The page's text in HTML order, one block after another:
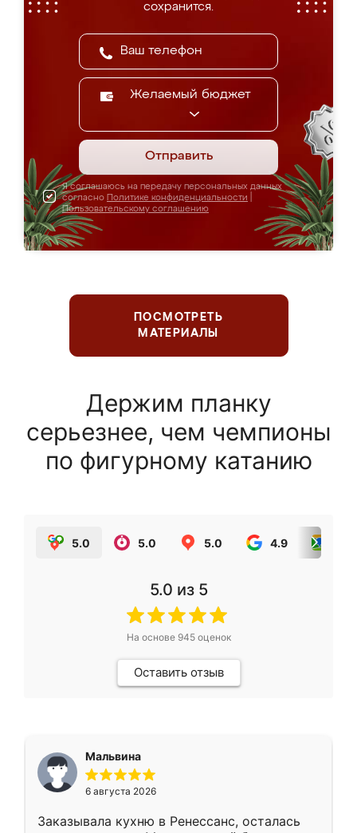
сохранится.
Желаемый бюджет
Отправить
Я соглашаюсь на передачу персональных данных
согласно Политике конфиденциальности
Пользовательскому соглашению
ПОСМОТРЕТЬ
МАТЕРИАЛЫ
Держим планку
серьезнее, чем чемпионы
по фигурному катанию
5.0 5.0 5.0 4.9
5.0 из 5
На основе 945оценок
Оставить отзыв
Мальвина
6 августа 2026
Заказывала кухню в Ренессанс, осталась